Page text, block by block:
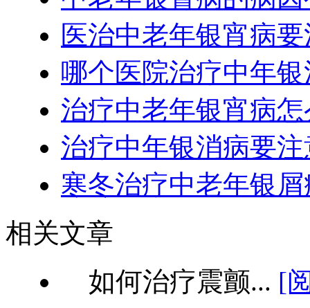
医治中老年银宵病
哪个医院治疗中年
治疗中老年银宵病
治疗中年银消病要
寒冬治疗中老年银
相关文章
如何治疗震颤... [